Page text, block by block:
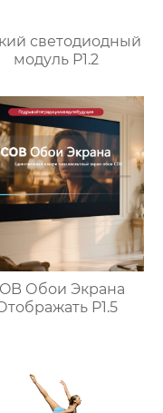
светодиодный
модуль P1.2
Обои Экрана
P1.5